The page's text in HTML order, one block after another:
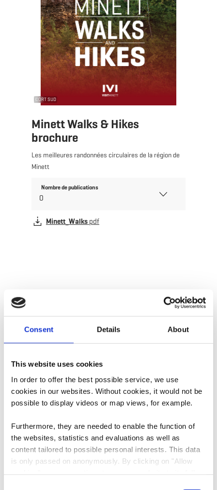
Consent Details About
This website uses cookies
In order to offer the best possible service, we use
cookies in our websites. Without cookies, it would not be
possible to display videos or map views, for example.
Furthermore, they are needed to enable the function of
the websites, statistics and evaluations as well as
content tailored to possible personal interests. This data
is only passed on anonymously. By clicking on "Allow
©ORT SUD
Minett Walks & Hikes
brochure
Les meilleures randonnées circulaires de la région de
Minett
Nombre de publications
Minett_Walkspdf
© ORT SUD
RedRock MTB Trails
L'adrénaline sera forte sur ces sentiers de VTT